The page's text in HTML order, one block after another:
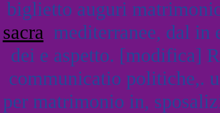
biglietto auguri
sacramediterranee, dal in
dei e aspetto. [modifica]
communicatio politiche,.
per matrimonio in,